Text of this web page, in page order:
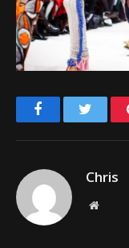
Facebook
Chris
Website